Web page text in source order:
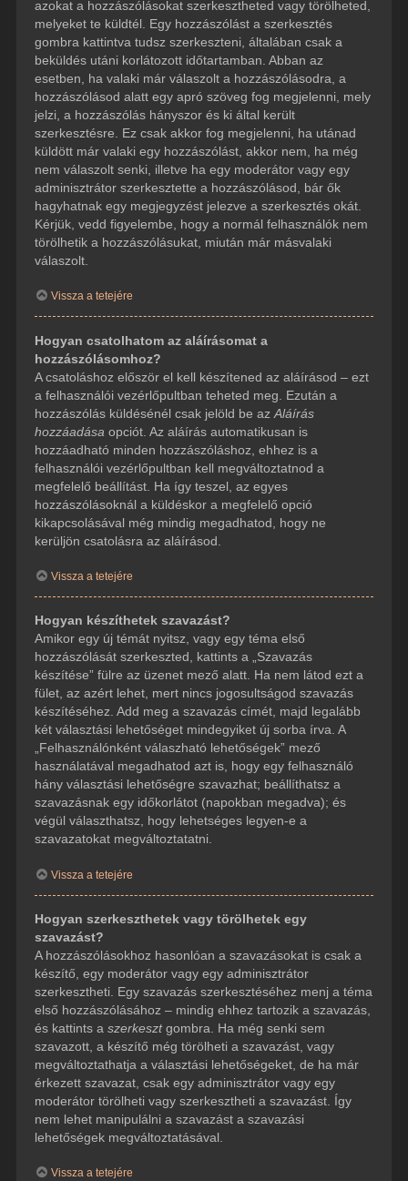
azokat a hozzászólásokat szerkesztheted vagy törölheted,
melyeket te küldtél. Egy hozzászólást a szerkesztés
gombra kattintva tudsz szerkeszteni, általában csak a
beküldés utáni korlátozott időtartamban. Abban az
esetben, ha valaki már válaszolt a hozzászólásodra, a
hozzászólásod alatt egy apró szöveg fog megjelenni, mely
jelzi, a hozzászólás hányszor és ki által került
szerkesztésre. Ez csak akkor fog megjelenni, ha utánad
küldött már valaki egy hozzászólást, akkor nem, ha még
nem válaszolt senki, illetve ha egy moderátor vagy egy
adminisztrátor szerkesztette a hozzászólásod, bár ők
hagyhatnak egy megjegyzést jelezve a szerkesztés okát.
Kérjük, vedd figyelembe, hogy a normál felhasználók nem
törölhetik a hozzászólásukat, miután már másvalaki
válaszolt.
Vissza a tetejére
Hogyan csatolhatom az aláírásomat a
hozzászólásomhoz?
A csatoláshoz először el kell készítened az aláírásod – ezt
a felhasználói vezérlőpultban teheted meg. Ezután a
hozzászólás küldésénél csak jelöld be az Aláírás
hozzáadása opciót. Az aláírás automatikusan is
hozzáadható minden hozzászóláshoz, ehhez is a
felhasználói vezérlőpultban kell megváltoztatnod a
megfelelő beállítást. Ha így teszel, az egyes
hozzászólásoknál a küldéskor a megfelelő opció
kikapcsolásával még mindig megadhatod, hogy ne
kerüljön csatolásra az aláírásod.
Vissza a tetejére
Hogyan készíthetek szavazást?
Amikor egy új témát nyitsz, vagy egy téma első
hozzászólását szerkeszted, kattints a „Szavazás
készítése” fülre az üzenet mező alatt. Ha nem látod ezt a
fület, az azért lehet, mert nincs jogosultságod szavazás
készítéséhez. Add meg a szavazás címét, majd legalább
két választási lehetőséget mindegyiket új sorba írva. A
„Felhasználónként válaszható lehetőségek” mező
használatával megadhatod azt is, hogy egy felhasználó
hány választási lehetőségre szavazhat; beállíthatsz a
szavazásnak egy időkorlátot (napokban megadva); és
végül választhatsz, hogy lehetséges legyen-e a
szavazatokat megváltoztatatni.
Vissza a tetejére
Hogyan szerkeszthetek vagy törölhetek egy
szavazást?
A hozzászólásokhoz hasonlóan a szavazásokat is csak a
készítő, egy moderátor vagy egy adminisztrátor
szerkesztheti. Egy szavazás szerkesztéséhez menj a téma
első hozzászólásához – mindig ehhez tartozik a szavazás,
és kattints a szerkesztgombra. Ha még senki sem
szavazott, a készítő még törölheti a szavazást, vagy
megváltoztathatja a választási lehetőségeket, de ha már
érkezett szavazat, csak egy adminisztrátor vagy egy
moderátor törölheti vagy szerkesztheti a szavazást. Így
nem lehet manipulálni a szavazást a szavazási
lehetőségek megváltoztatásával.
Vissza a tetejére